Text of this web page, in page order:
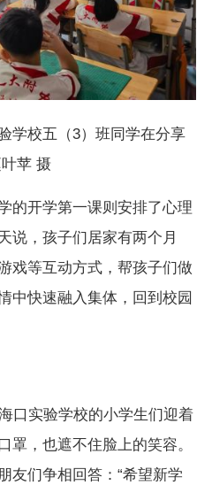
学校五（3）班同学在分享
苹 摄
的开学第一课则安排了心理
说，孩子们居家有两个月
戏等互动方式，帮孩子们做
中快速融入集体，回到校园
口实验学校的小学生们迎着
罩，也遮不住脸上的笑容。
友们争相回答：“希望新学